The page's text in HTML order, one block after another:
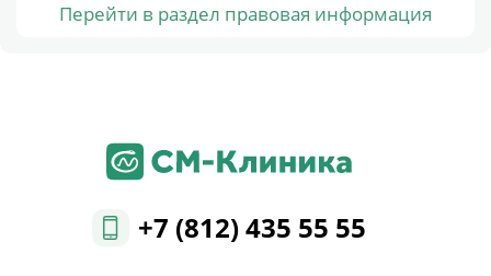
Перейти в раздел правовая информация
+7 (812) 435 55 55